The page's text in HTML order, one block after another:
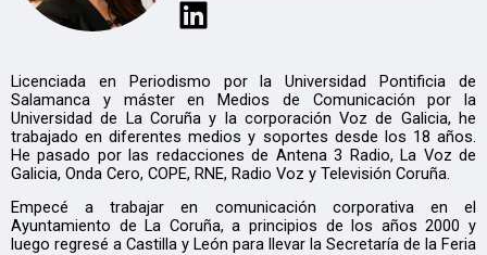
Licenciada en Periodismo por la Universidad Pontificia de
Salamanca y máster en Medios de Comunicación por la
Universidad de La Coruña y la corporación Voz de Galicia, he
trabajado en diferentes medios y soportes desde los 18 años.
He pasado por las redacciones de Antena 3 Radio, La Voz de
Galicia, Onda Cero, COPE, RNE, Radio Voz y Televisión Coruña.
Empecé a trabajar en comunicación corporativa en el
Ayuntamiento de La Coruña, a principios de los años 2000 y
luego regresé a Castilla y León para llevar la Secretaría de la Feria